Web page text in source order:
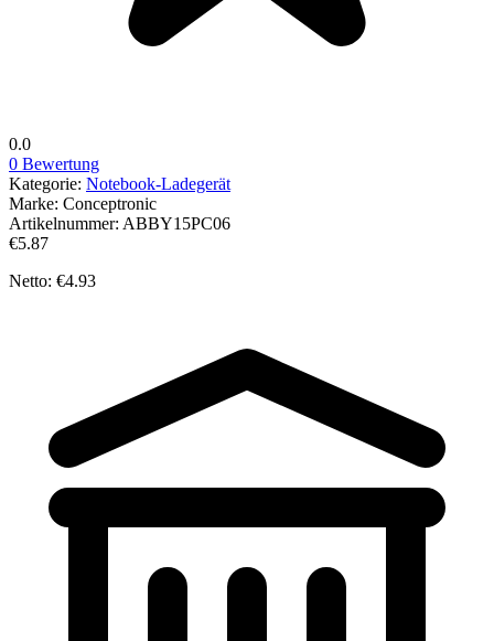
0.0
0 Bewertung
Kategorie: Notebook-Ladegerät
Marke: Conceptronic
Artikelnummer: ABBY15PC06
€5.87
Netto: €4.93